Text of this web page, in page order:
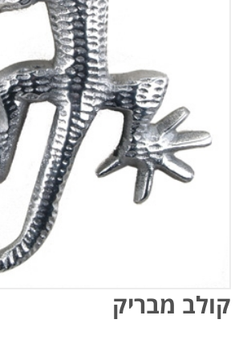
קולב מבריק